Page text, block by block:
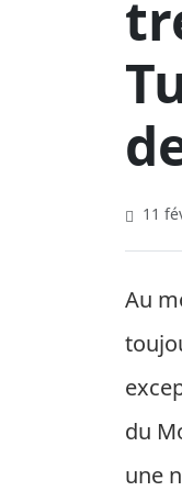
11
Au
du
une